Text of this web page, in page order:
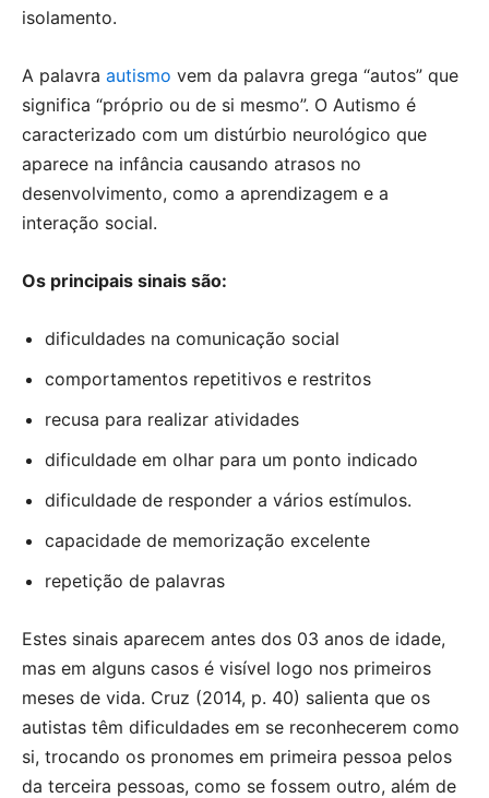
isolamento.
A palavra autismo vem da palavra grega “autos” que
significa “próprio ou de si mesmo”. O Autismo é
caracterizado com um distúrbio neurológico que
aparece na infância causando atrasos no
desenvolvimento, como a aprendizagem e a
interação social.
Os principais sinais são:
dificuldades na comunicação social
comportamentos repetitivos e restritos
recusa para realizar atividades
dificuldade em olhar para um ponto indicado
dificuldade de responder a vários estímulos.
capacidade de memorização excelente
repetição de palavras
Estes sinais aparecem antes dos 03 anos de idade,
mas em alguns casos é visível logo nos primeiros
meses de vida. Cruz (2014, p. 40) salienta que os
autistas têm dificuldades em se reconhecerem como
si, trocando os pronomes em primeira pessoa pelos
da terceira pessoas, como se fossem outro, além de